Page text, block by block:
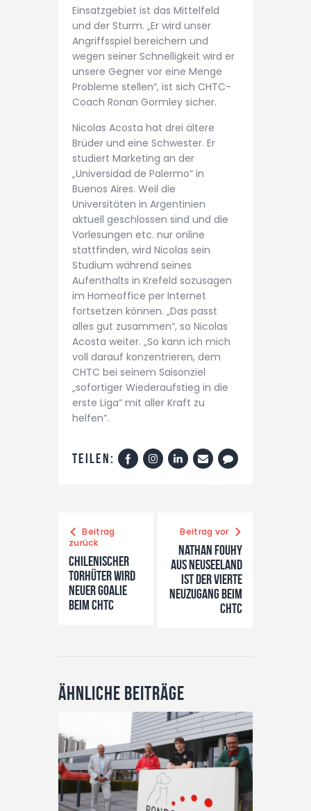
Einsatzgebiet ist das Mittelfeld
und der Sturm. „Er wird unser
Angriffsspiel bereichern und
wegen seiner Schnelligkeit wird er
unsere Gegner vor eine Menge
Probleme stellen“, ist sich CHTC-
Coach Ronan Gormley sicher.
Nicolas Acosta hat drei ältere
Brüder und eine Schwester. Er
studiert Marketing an der
„Universidad de Palermo“ in
Buenos Aires. Weil die
Universitäten in Argentinien
aktuell geschlossen sind und die
Vorlesungen etc. nur online
stattfinden, wird Nicolas sein
Studium während seines
Aufenthalts in Krefeld sozusagen
im Homeoffice per Internet
fortsetzen können. „Das passt
alles gut zusammen“, so Nicolas
Acosta weiter. „So kann ich mich
voll darauf konzentrieren, dem
CHTC bei seinem Saisonziel
„sofortiger Wiederaufstieg in die
erste Liga“ mit aller Kraft zu
helfen“.
Teilen:
Beitrag
zurück
Chilenischer
Torhüter wird
neuer Goalie
beim CHTC
Beitrag vor
Nathan Fouhy
aus Neuseeland
ist der vierte
Neuzugang beim
CHTC
Ähnliche Beiträge